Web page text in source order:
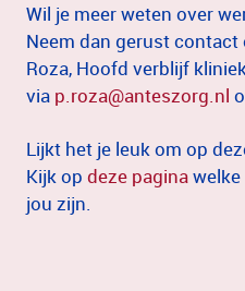
Wil je meer weten over
Neem dan gerust contact
Roza, Hoofd verblijf
via p.roza@anteszorg.nl
Lijkt het je leuk om op
Kijk op deze pagina
jou zijn.